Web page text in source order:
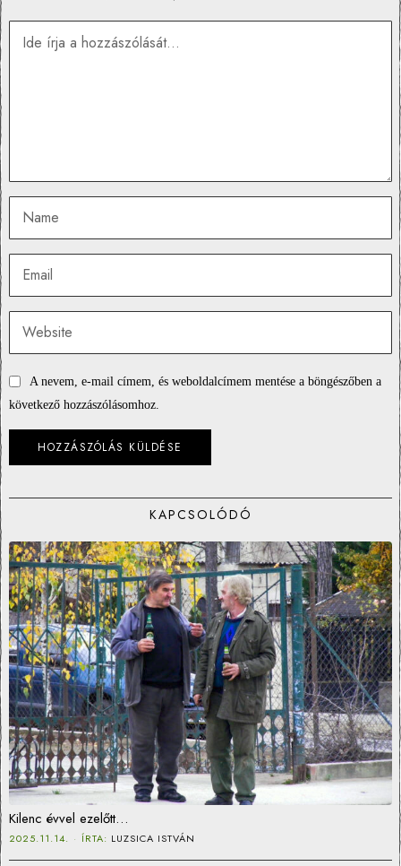
A nevem, e-mail címem, és weboldalcímem mentése a böngészőben a
következő hozzászólásomhoz.
KAPCSOLÓDÓ
Kilenc évvel ezelőtt…
2025.11.14. ÍRTA: LUZSICA ISTVÁN